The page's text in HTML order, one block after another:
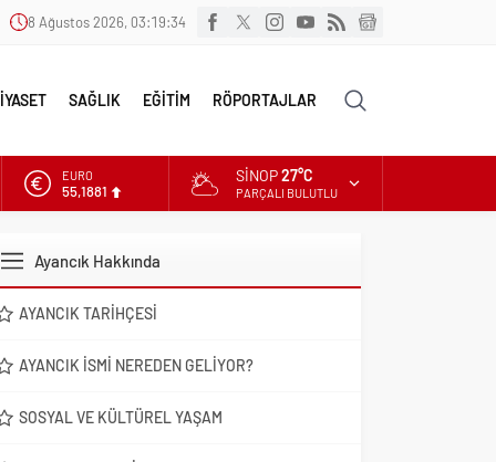
8 Ağustos 2026, 03:19:35
SAĞLIK EĞİTİM RÖPORTAJLAR
EURO
55,1881
DOLAR
SINOP27°C
PARÇALI BULUTLU
Ayancık Hakkında
AYANCIK TARIHÇESI
AYANCIK İSMI NEREDEN GELIYOR?
SOSYAL VE KÜLTÜREL YAŞAM